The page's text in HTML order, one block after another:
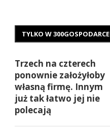
TYLKO W 300GOSPODARCE
Trzech na czterech
ponownie założyłoby
własną firmę. Innym
już tak łatwo jej nie
polecają